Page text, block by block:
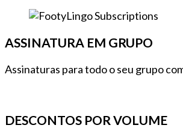
ASSINATURA EM GRUPO
Assinaturas para todo o seu grupo
DESCONTOS POR VOLUME